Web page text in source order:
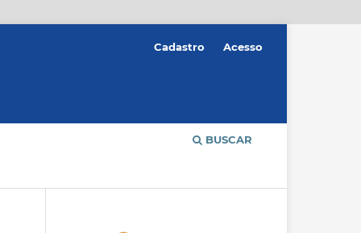
BUSCAR
Cadastro Acesso